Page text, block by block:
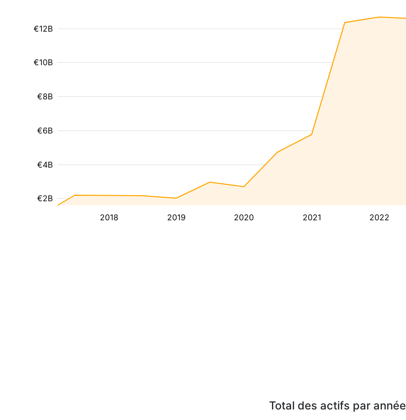
2018 2019 2020 2021 2022
€2B
€4B
€6B
€8B
€10B
€12B
Total des actifs par année